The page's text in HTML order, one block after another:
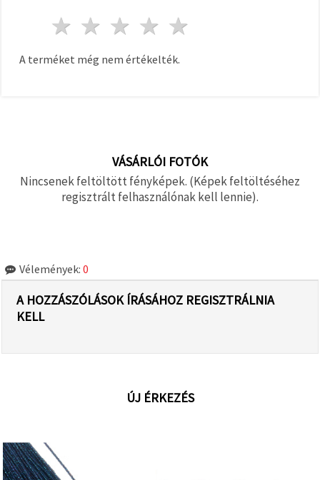
4 csillagok
3 csillagok
2 csillagok
1 csillag
A terméket még nem értékelték.
VÁSÁRLÓI FOTÓK
Nincsenek feltöltött fényképek. (Képek feltöltéséhez
regisztrált felhasználónak kell lennie).
Vélemények: 0
A HOZZÁSZÓLÁSOK ÍRÁSÁHOZ REGISZTRÁLNIA
KELL
ÚJ ÉRKEZÉS